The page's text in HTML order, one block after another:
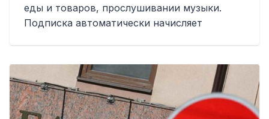
еды и товаров, прослушивании музыки.
Подписка автоматически начисляет